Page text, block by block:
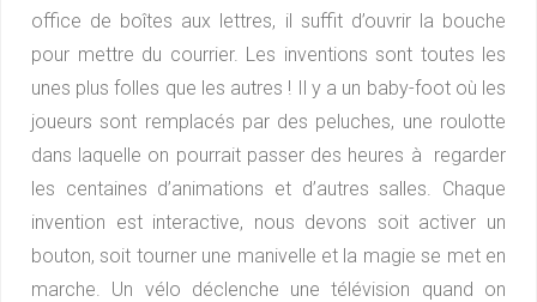
office de boîtes aux lettres, il suffit d’ouvrir la bouche
pour mettre du courrier. Les inventions sont toutes les
unes plus folles que les autres ! Il y a un baby-foot où les
joueurs sont remplacés par des peluches, une roulotte
dans laquelle on pourrait passer des heures à regarder
les centaines d’animations et d’autres salles. Chaque
invention est interactive, nous devons soit activer un
bouton, soit tourner une manivelle et la magie se met en
marche. Un vélo déclenche une télévision quand on